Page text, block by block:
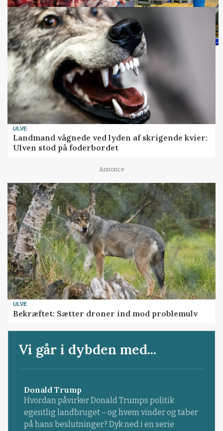
ULVE
Landmand vågnede ved lyden af skrigende kvier:
Ulven stod på foderbordet
Annonce
ULVE
Bekræftet: Sætter droner ind mod problemulv
Vi går i dybden med...
Donald Trump
Hvordan påvirker Donald Trumps politik
egentlig landbruget – og hvem vinder og taber
på hans beslutninger? Dyk ned i en serie